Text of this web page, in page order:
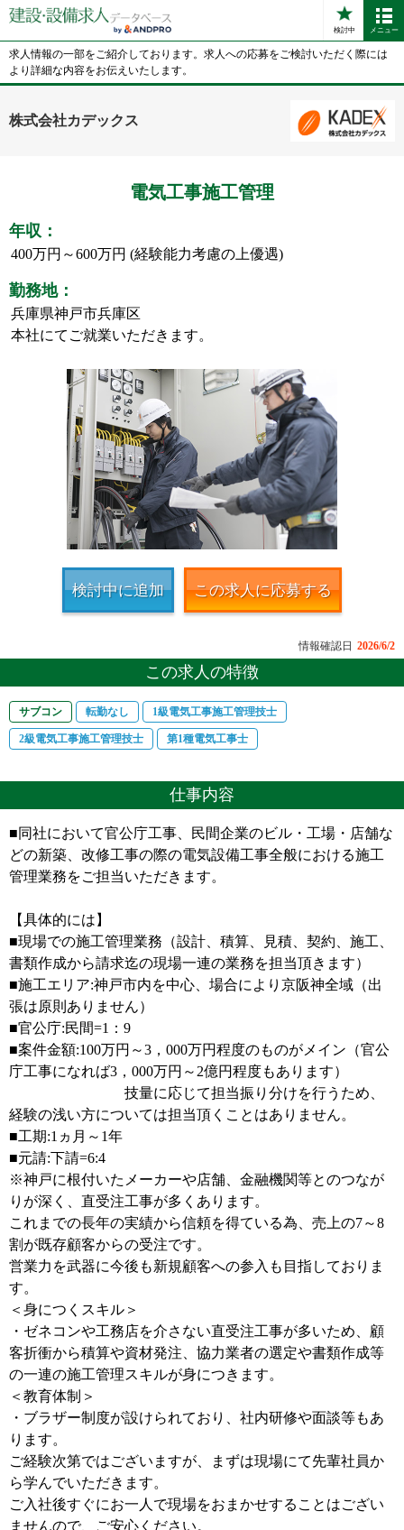
検討中 メニュー
求人情報の一部をご紹介しております。求人への応募をご検討いただく際には
より詳細な内容をお伝えいたします。
株式会社カデックス
電気工事施工管理
年収：
400万円～600万円 (経験能力考慮の上優遇)
勤務地：
兵庫県神戸市兵庫区
本社にてご就業いただきます。
検討中に追加 この求人に応募する
情報確認日 2026/6/2
この求人の特徴
サブコン 転勤なし 1級電気工事施工管理技士
2級電気工事施工管理技士 第1種電気工事士
仕事内容
■同社において官公庁工事、民間企業のビル・工場・店舗な
どの新築、改修工事の際の電気設備工事全般における施工
管理業務をご担当いただきます。
【具体的には】
■現場での施工管理業務（設計、積算、見積、契約、施工、
書類作成から請求迄の現場一連の業務を担当頂きます）
■施工エリア:神戸市内を中心、場合により京阪神全域（出
張は原則ありません）
■官公庁:民間=1：9
■案件金額:100万円～3，000万円程度のものがメイン（官公
庁工事になれば3，000万円～2億円程度もあります）
技量に応じて担当振り分けを行うため、
経験の浅い方については担当頂くことはありません。
■工期:1ヵ月～1年
■元請:下請=6:4
※神戸に根付いたメーカーや店舗、金融機関等とのつなが
りが深く、直受注工事が多くあります。
これまでの長年の実績から信頼を得ている為、売上の7～8
割が既存顧客からの受注です。
営業力を武器に今後も新規顧客への参入も目指しておりま
す。
＜身につくスキル＞
・ゼネコンや工務店を介さない直受注工事が多いため、顧
客折衝から積算や資材発注、協力業者の選定や書類作成等
の一連の施工管理スキルが身につきます。
＜教育体制＞
・ブラザー制度が設けられており、社内研修や面談等もあ
ります。
ご経験次第ではございますが、まずは現場にて先輩社員か
ら学んでいただきます。
ご入社後すぐにお一人で現場をおまかせすることはござい
ませんので、ご安心ください。